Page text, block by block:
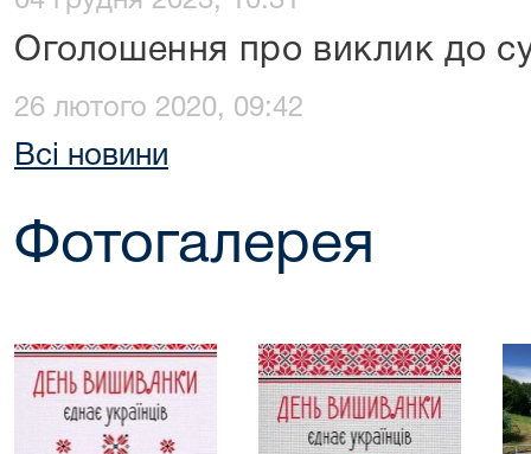
Оголошення про виклик до
26 лютого 2020, 09:42
Всі новини
Фотогалерея